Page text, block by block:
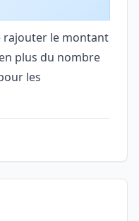
rajouter le montant
plus du nombre
les